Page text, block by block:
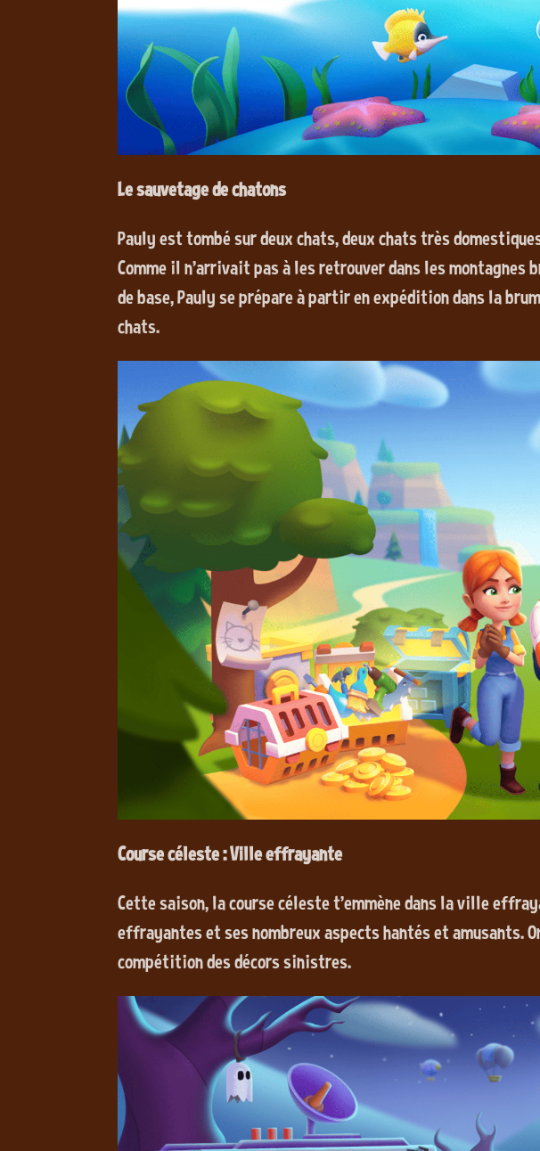
Le sauvetage de chatons
Pauly est tombé sur deux chats, deux chats très
Comme il n'arrivait pas à les retrouver dans les montagnes
de base, Pauly se prépare à partir en expédition dans la
chats.
Course céleste : Ville effrayante
Cette saison, la course céleste t'emmène dans la ville
effrayantes et ses nombreux aspects hantés et amusants.
compétition des décors sinistres.